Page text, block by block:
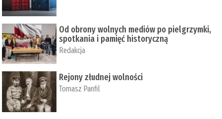
Od obrony wolnych mediów po pielgrzymki,
spotkania i pamięć historyczną
Redakcja
Rejony złudnej wolności
Tomasz Panfil